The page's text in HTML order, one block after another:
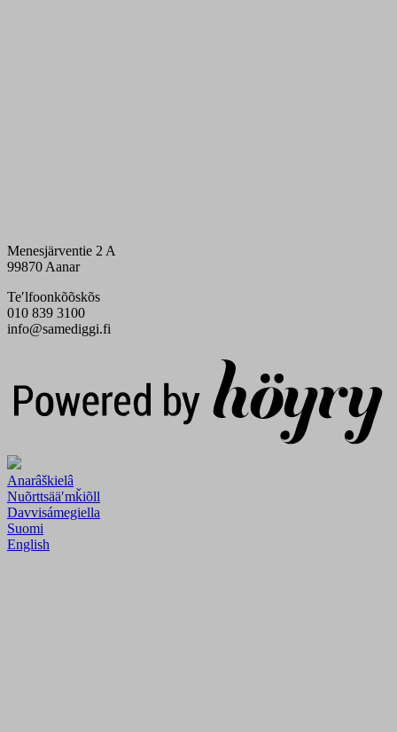
Menesjärventie 2 A
99870 Aanar
Teʹlfoonkõõskõs
010 839 3100
info@samediggi.fi
Anarâškielâ
Nuõrttsääʹmǩiõll
Davvisámegiella
Suomi
English